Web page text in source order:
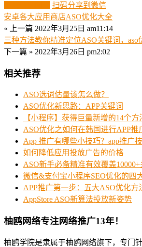
扫码分享到微信
安卓各大应用商店ASO优化大全
« 上一篇 2022年3月25日 am11:14
三种方法教你精准定位ASO关键词，aso
下一篇 » 2022年3月26日 pm2:02
相关推荐
ASO选词估量该怎么做？
ASO优化新思路：APP关键词
【小程序】获得巨量新增的14个方
ASO优化之如何在韩国进行APP推
App 推广有哪些小技巧？app推广
如何降低应用投放广告的价格
ASO新手必备精准有效覆盖
微信&支付宝小程序SEO优化的四
APP推广第一步：五大ASO优化方
AppStore ASO新算法投放新姿势
柚鸥网络专注网络推广13年！
柚鸥学院是隶属于柚鸥网络旗下，专门